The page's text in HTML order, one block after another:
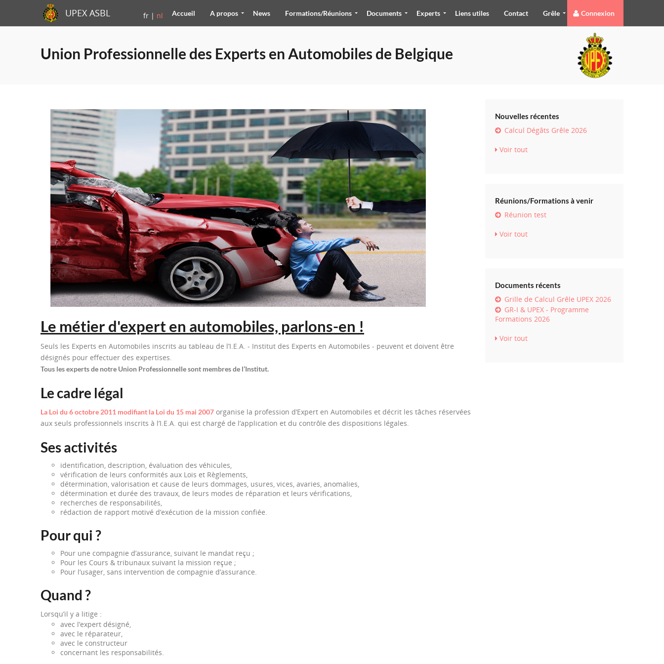
Union Professionnelle des Experts en Automobiles de Belgique
Le métier d'expert en automobiles, parlons-en !
Seuls les Experts en Automobiles inscrits au tableau de l’I.E.A. - Institut des Experts en Automobiles - peuvent et doivent être
désignés pour effectuer des expertises.
Tous les experts de notre Union Professionnelle sont membres de l’Institut.
Le cadre légal
La Loi du 6 octobre 2011 modifiant la Loi du 15 mai 2007 organise la profession d’Expert en Automobiles et décrit les tâches réservées
aux seuls professionnels inscrits à l’I.E.A. qui est chargé de l’application et du contrôle des dispositions légales.
Ses activités
identification, description, évaluation des véhicules,
vérification de leurs conformités aux Lois et Règlements,
détermination, valorisation et cause de leurs dommages, usures, vices, avaries, anomalies,
détermination et durée des travaux, de leurs modes de réparation et leurs vérifications,
recherches de responsabilités,
rédaction de rapport motivé d’exécution de la mission confiée.
Pour qui ?
Pour une compagnie d’assurance, suivant le mandat reçu ;
Pour les Cours & tribunaux suivant la mission reçue ;
Pour l’usager, sans intervention de compagnie d’assurance.
Quand ?
Lorsqu’il y a litige :
avec l’expert désigné,
avec le réparateur,
avec le constructeur
concernant les responsabilités.
Nouvelles récentes
Calcul Dégâts Grêle 2026
Voir tout
Réunions/Formations à venir
Réunion test
Voir tout
Documents récents
Grille de Calcul Grêle UPEX 2026
GR-I & UPEX - Programme
Formations 2026
Voir tout
UPEX ASBL Accueil A propos News Formations/Réunions Documents Experts Liens utiles Contact Grêle Connexion
fr | nl